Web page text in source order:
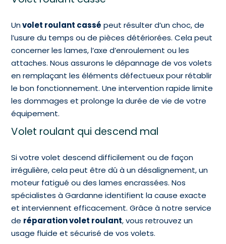
Unvolet roulant cassé peut résulter d’un choc, de
l’usure du temps ou de pièces détériorées. Cela peut
concerner les lames, l’axe d’enroulement ou les
attaches. Nous assurons le dépannage de vos volets
en remplaçant les éléments défectueux pour rétablir
le bon fonctionnement. Une intervention rapide limite
les dommages et prolonge la durée de vie de votre
équipement.
Volet roulant qui descend mal
Si votre volet descend difficilement ou de façon
irrégulière, cela peut être dû à un désalignement, un
moteur fatigué ou des lames encrassées. Nos
spécialistes à Gardanne identifient la cause exacte
et interviennent efficacement. Grâce à notre service
de réparation volet roulant, vous retrouvez un
usage fluide et sécurisé de vos volets.